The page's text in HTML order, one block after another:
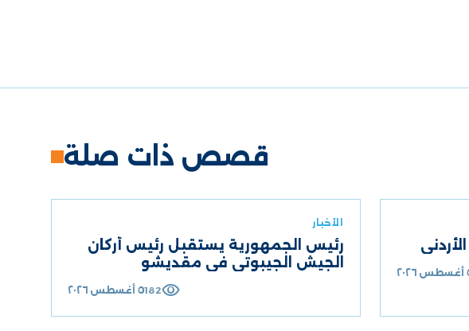
قصص ذات صلة
الأخبار
رئيس الجمهورية يستقبل رئيس أركان
الجيش الجيبوتي في مقديشو
٥ أغسطس ٢٠٢٦ visibility
182